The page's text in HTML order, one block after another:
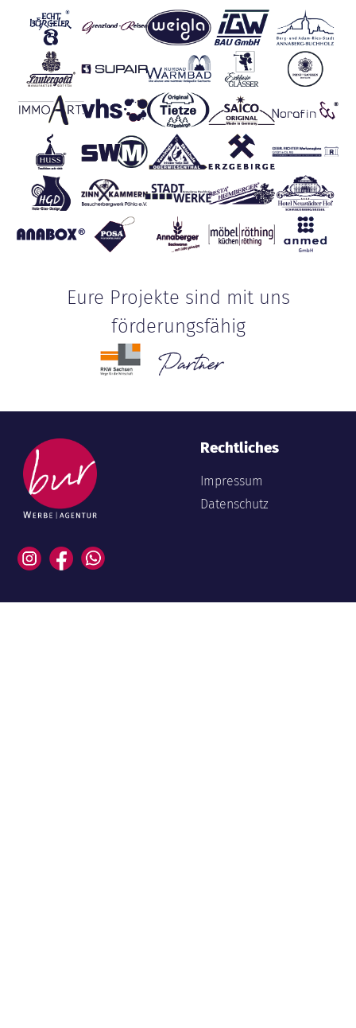
Eure Projekte sind mit uns
förderungsfähig
Rechtliches
Impressum
Datenschutz